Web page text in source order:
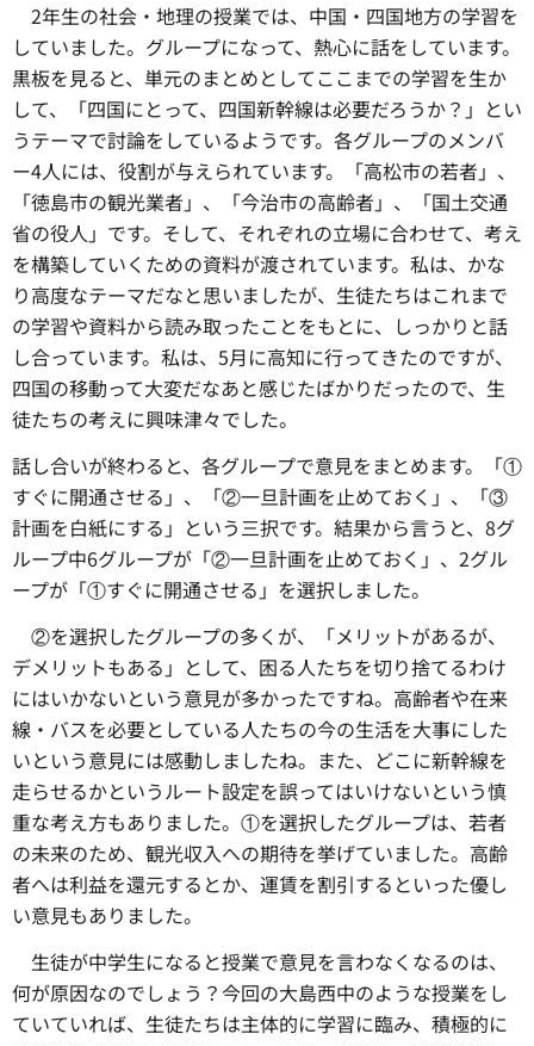
2年生の社会・地理の授業では、 中国・四国地方の学習を
していました。グループになって、熱心に話をしています。
黒板を見ると、単元のまとめとしてここまでの学習を生か
して、「四国にとって、四国新幹線は必要だろうか？」とい
うテーマで討論をしているようです。各グループのメンバ
ー4人には、役割が与えられています。「高松市の若者」、
「徳島市の観光業者」、「今治市の高齢者」、「国土交通
省の役人」です。そして、それぞれの立場に合わせて、考え
を構築していくための資料が渡されています。私は、かな
り高度なテーマだなと思いましたが、生徒たちはこれまで
の学習や資料から読み取ったことをもとに、しっかりと話
し合っています。私は、5月に高知に行ってきたのですが、
四国の移動って大変だなあと感じたばかりだったので、生
徒たちの考えに興味津々でした。
話し合いが終わると、各グループで意見をまとめます。「①
すぐに開通させる」、「②一旦計画を止めておく」、「③
計画を白紙にする」という三択です。結果から言うと、8グ
ループ中6グループが「②一旦計画を止めておく」、2グル
ープが「①すぐに開通させる」を選択しました。
②を選択したグループの多くが、
「メリットがあるが、
デメリットもある」として、困る人たちを切り捨てるわけ
にはいかないという意見が多かったですね。高齢者や在来
線・バスを必要としている人たちの今の生活を大事にした
いという意見には感動しましたね。また、どこに新幹線を
走らせるかというルート設定を誤ってはいけないという慎
重な考え方もありました。①を選択したグループは、若者
の未来のため、観光収入への期待を挙げていました。高齢
者へは利益を還元するとか、運賃を割引するといった優し
い意見もありました。
生徒が中学生になると授業で意見を言わなくなるのは、
何が原因なのでしょう？今回の大島西中のような授業をし
ていていれば、生徒たちは主体的に学習に臨み、積極的に